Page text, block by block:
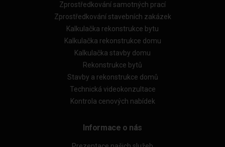
Zprostředkování samotných prací
Zprostředkování stavebních zakázek
Kalkulačka rekonstrukce bytu
Kalkulačka rekonstrukce domu
Kalkulačka stavby domu
Rekonstrukce bytů
Stavby a rekonstrukce domů
Technická videokonzultace
Kontrola cenových nabídek
Informace o nás